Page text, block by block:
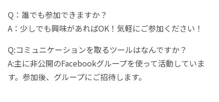
Q：誰でも参加できますか？
A：少しでも興味があればOK！気軽にご参加ください！
Q:コミュニケーションを取るツールはなんですか？
A:主に非公開のFacebookグループを使って活動していま
す。参加後、グループにご招待します。